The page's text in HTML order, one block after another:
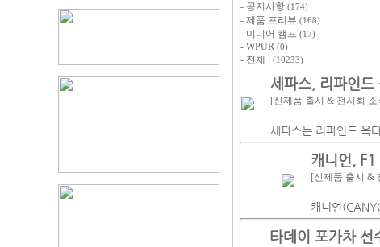
- 공지사항 (174)
- 제품 프리뷰 (168)
- 미디어 캠프 (17)
- WPUR (0)
- 전체 : (10233)
세파스, 리파인
[신제품 출시 & 전시회 소
세파스는 리파인드 옥
캐니언,
[신제품 출시 &
캐니언
타데이 포가차 선